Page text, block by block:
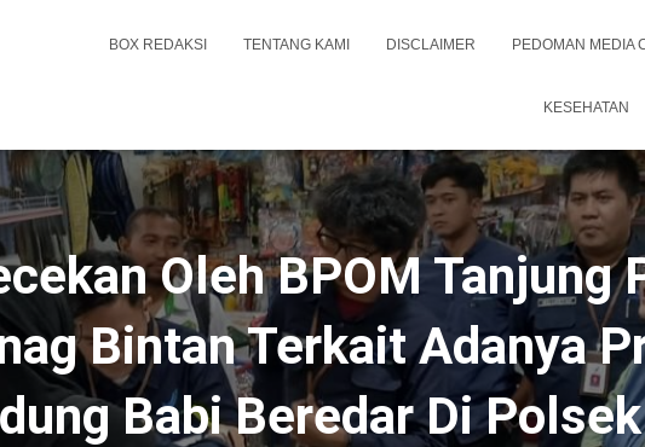
BOX REDAKSI TENTANG KAMI DISCLAIMER PEDOMAN MEDIA
KESEHATAN
Oleh BPOM Tanjung
Bintan Terkait Adanya
Babi Beredar Di